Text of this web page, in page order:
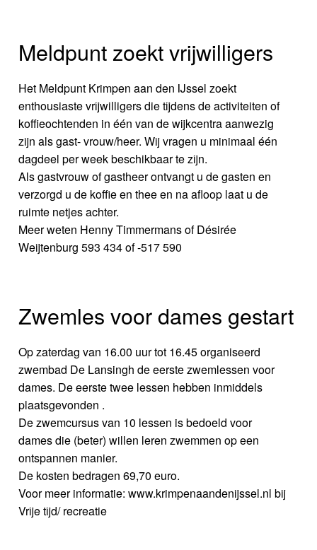
Meldpunt zoekt vrijwilligers
Het Meldpunt Krimpen aan den IJssel zoekt
enthousiaste vrijwilligers die tijdens de activiteiten of
koffieochtenden in één van de wijkcentra aanwezig
zijn als gast- vrouw/heer. Wij vragen u minimaal één
dagdeel per week beschikbaar te zijn.
Als gastvrouw of gastheer ontvangt u de gasten en
verzorgd u de koffie en thee en na afloop laat u de
ruimte netjes achter.
Meer weten Henny Timmermans of Désirée
Weijtenburg 593 434 of -517 590
Zwemles voor dames gestart
Op zaterdag van 16.00 uur tot 16.45 organiseerd
zwembad De Lansingh de eerste zwemlessen voor
dames. De eerste twee lessen hebben inmiddels
plaatsgevonden .
De zwemcursus van 10 lessen is bedoeld voor
dames die (beter) willen leren zwemmen op een
ontspannen manier.
De kosten bedragen 69,70 euro.
Voor meer informatie: www.krimpenaandenijssel.nl bij
Vrije tijd/ recreatie